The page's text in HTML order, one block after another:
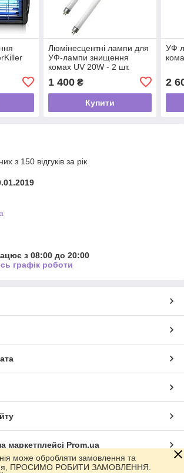
Люмінесцентні лампи для
УФ-лампи знищення
комах UV 20W - 2 шт.
1 400₴
Купити
УФ
2
з 150 відгуків за рік
з 08:00 до 20:00
графік роботи
маркетплейсі Prom.ua
може обробляти замовлення та
ПРОСИМО РОБИТИ ЗАМОВЛЕННЯ.